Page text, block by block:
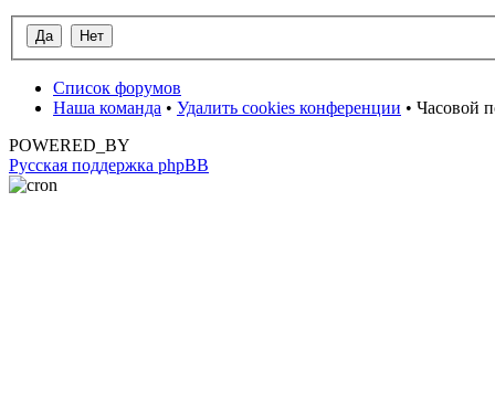
Список форумов
Наша команда • Удалить cookies конференции • Часовой
POWERED_BY
Русская поддержка phpBB